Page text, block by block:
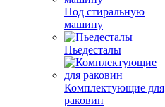
Под стиральную
машину
Пьедесталы
Комплектующие для
раковин